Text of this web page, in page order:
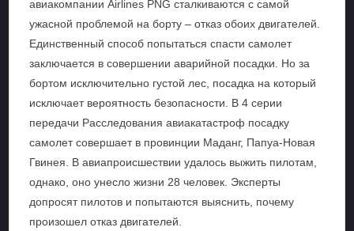
авиакомпании Airlines PNG сталкиваются с самой
ужасной проблемой на борту – отказ обоих двигателей.
Единственный способ попытаться спасти самолет
заключается в совершении аварийной посадки. Но за
бортом исключительно густой лес, посадка на который
исключает вероятность безопасности. В 4 серии
передачи Расследования авиакатастроф посадку
самолет совершает в провинции Маданг, Папуа-Новая
Гвинея. В авиапроисшествии удалось выжить пилотам,
однако, оно унесло жизни 28 человек. Эксперты
допросят пилотов и попытаются выяснить, почему
произошел отказ двигателей.